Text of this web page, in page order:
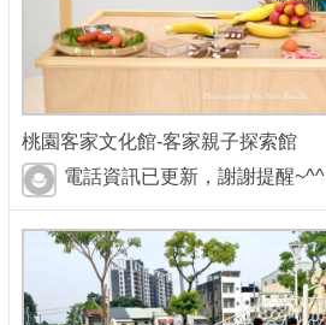
桃園客家文化館-客家親子探索館
電話資訊已更新，謝謝提醒~^^